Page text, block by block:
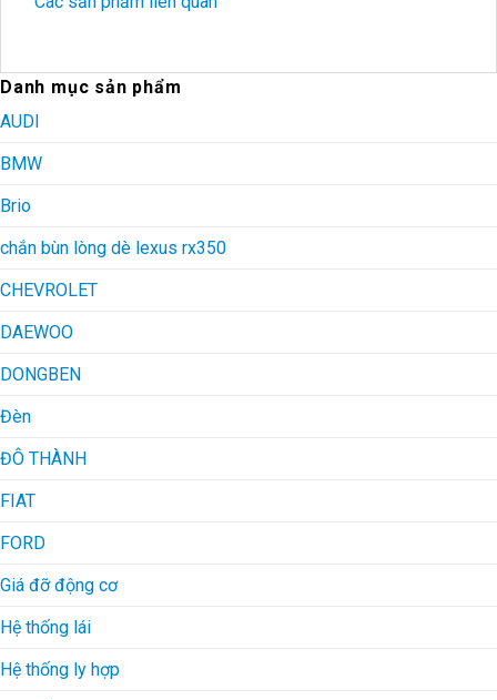
Danh mục sản phẩm
AUDI
BMW
Brio
chắn bùn lòng dè lexus rx350
CHEVROLET
DAEWOO
DONGBEN
Đèn
ĐÔ THÀNH
FIAT
FORD
Giá đỡ động cơ
Hệ thống lái
Hệ thống ly hợp